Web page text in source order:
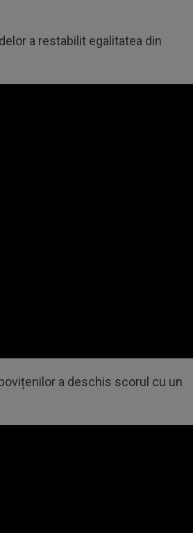
a restabilit egalitatea din
a deschis scorul cu un